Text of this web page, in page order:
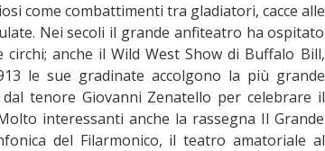
come combattimenti tra gladiatori, cacce alle
Nei secoli il grande anfiteatro ha ospitato
anche il Wild West Show di Buffalo Bill,
le sue gradinate accolgono la più grande
tenore Giovanni Zenatello per celebrare il
interessanti anche la rassegna Il Grande
del Filarmonico, il teatro amatoriale al